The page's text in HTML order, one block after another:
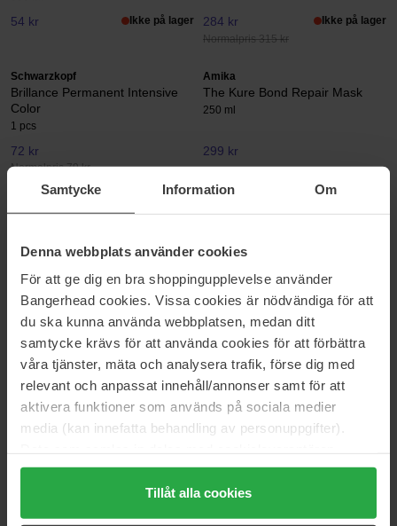
Samtycke Information Om
Denna webbplats använder cookies
För att ge dig en bra shoppingupplevelse använder
Bangerhead cookies. Vissa cookies är nödvändiga för att
du ska kunna använda webbplatsen, medan ditt
samtycke krävs för att använda cookies för att förbättra
våra tjänster, mäta och analysera trafik, förse dig med
relevant och anpassat innehåll/annonser samt för att
aktivera funktioner som används på sociala medier
media (kan innefatta behandling av personuppgifter).
Genom att trycka på "Tillåt alla cookies" accepterar du
alla cookies, medan du under "Detaljer" kan anpassa
användningen av cookies. Du kan när som helst återkalla
Tillåt alla cookies
54 kr Ikke på lager 284 kr
Normalpris 315 kr
Ikke på lager
Schwarzkopf
Brillance Permanent Intensive
Color
1 pcs
72 kr
Normalpris 79 kr
Amika
The Kure Bond Repair Mask
250 ml
299 kr
15 g
185 kr
Normalpris 223 kr
179 kr
System 1 Scalp Treatment
100 ml
180 kr
Normalpris 199 kr
Style + Treat™ Sleek Stick
15 g
185 kr
Normalpris 223 kr
135 kr 265 kr